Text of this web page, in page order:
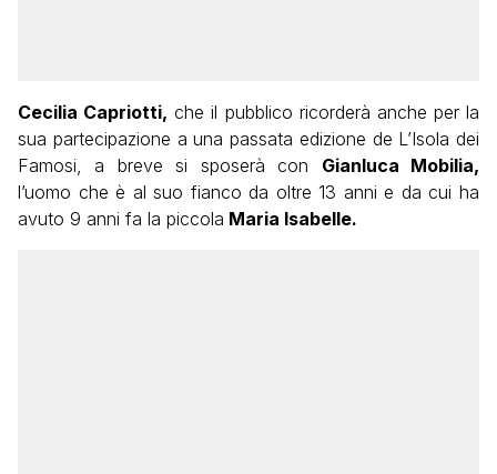
Cecilia Capriotti, che il pubblico ricorderà anche per la
sua partecipazione a una passata edizione de L’Isola dei
Famosi, a breve si sposerà con Gianluca Mobilia,
l’uomo che è al suo fianco da oltre 13 anni e da cui ha
avuto 9 anni fa la piccola Maria Isabelle.